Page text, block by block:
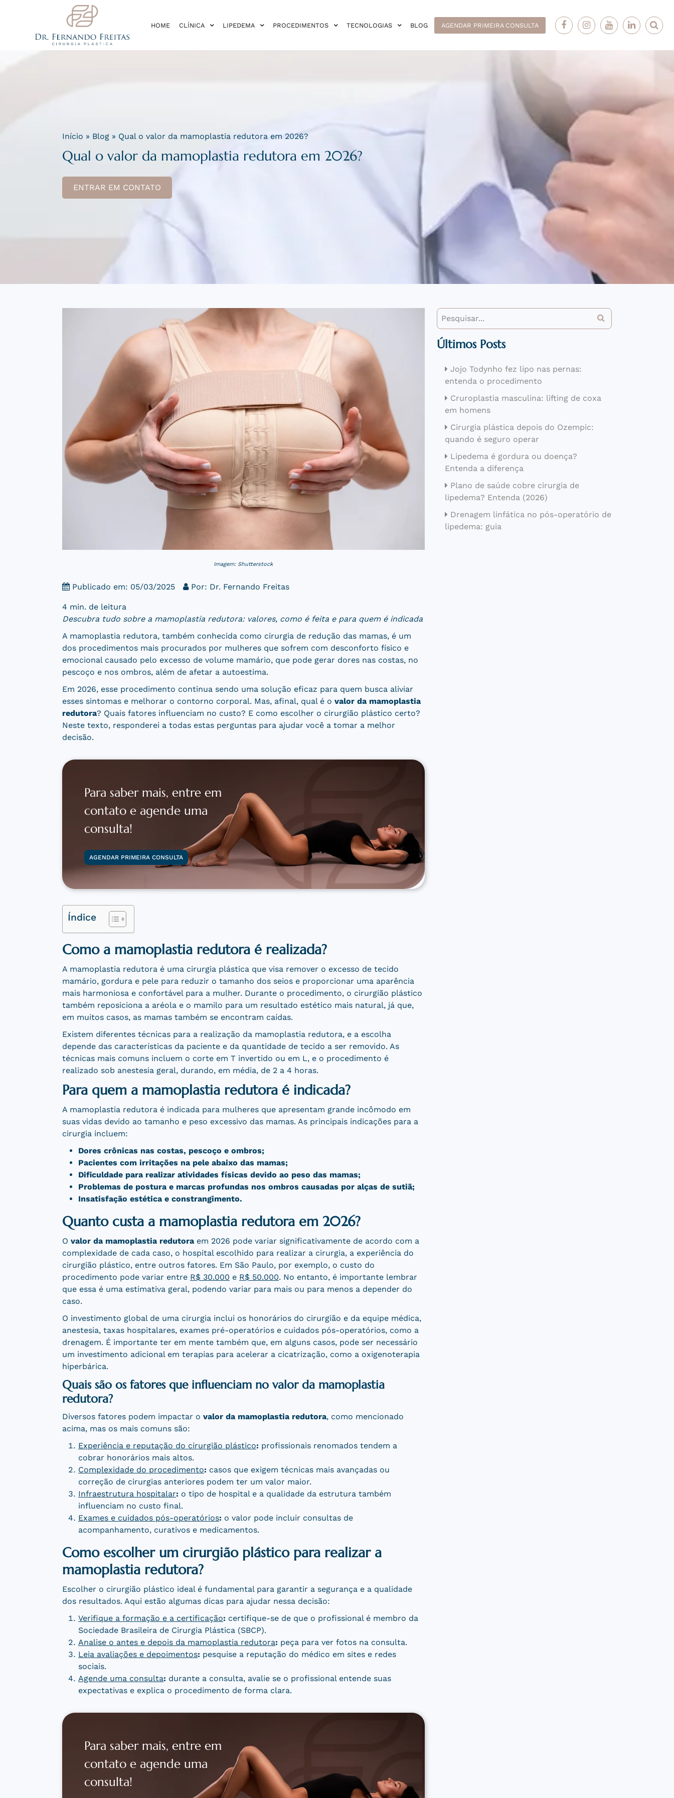
HOME CLÍNICA LIPEDEMA PROCEDIMENTOS TECNOLOGIAS BLOG AGENDAR PRIMEIRA CONSULTA
Início » Blog» Qual o valor da mamoplastia redutora em 2026?
Qual o valor da mamoplastia redutora em 2026?
ENTRAR EM CONTATO
Imagem: Shutterstock
Publicado em: 05/03/2025 Por: Dr. Fernando Freitas
4 min. de leitura
Descubra tudo sobre a mamoplastia redutora: valores, como é feita e para quem é indicada
A mamoplastia redutora, também conhecida como cirurgia de redução das mamas, é um
dos procedimentos mais procurados por mulheres que sofrem com desconforto físico e
emocional causado pelo excesso de volume mamário, que pode gerar dores nas costas, no
pescoço e nos ombros, além de afetar a autoestima.
Em 2026, esse procedimento continua sendo uma solução eficaz para quem busca aliviar
esses sintomas e melhorar o contorno corporal. Mas, afinal, qual é o valor da mamoplastia
redutora? Quais fatores influenciam no custo? E como escolher o cirurgião plástico certo?
Neste texto, responderei a todas estas perguntas para ajudar você a tomar a melhor
decisão.
Para saber mais, entre em
contato e agende uma
consulta!
AGENDAR PRIMEIRA CONSULTA
Índice
Como a mamoplastia redutora é realizada?
A mamoplastia redutora é uma cirurgia plástica que visa remover o excesso de tecido
mamário, gordura e pele para reduzir o tamanho dos seios e proporcionar uma aparência
mais harmoniosa e confortável para a mulher. Durante o procedimento, o cirurgião plástico
também reposiciona a aréola e o mamilo para um resultado estético mais natural, já que,
em muitos casos, as mamas também se encontram caídas.
Existem diferentes técnicas para a realização da mamoplastia redutora, e a escolha
depende das características da paciente e da quantidade de tecido a ser removido. As
técnicas mais comuns incluem o corte em T invertido ou em L, e o procedimento é
realizado sob anestesia geral, durando, em média, de 2 a 4 horas.
Para quem a mamoplastia redutora é indicada?
A mamoplastia redutora é indicada para mulheres que apresentam grande incômodo em
suas vidas devido ao tamanho e peso excessivo das mamas. As principais indicações para a
cirurgia incluem:
Dores crônicas nas costas, pescoço e ombros;
Pacientes com irritações na pele abaixo das mamas;
Dificuldade para realizar atividades físicas devido ao peso das mamas;
Problemas de postura e marcas profundas nos ombros causadas por alças de sutiã;
Insatisfação estética e constrangimento.
Quanto custa a mamoplastia redutora em 2026?
O valor da mamoplastia redutoraem 2026 pode variar significativamente de acordo com a
complexidade de cada caso, o hospital escolhido para realizar a cirurgia, a experiência do
cirurgião plástico, entre outros fatores. Em São Paulo, por exemplo, o custo do
procedimento pode variar entre R$ 30.000 e R$ 50.000. No entanto, é importante lembrar
que essa é uma estimativa geral, podendo variar para mais ou para menos a depender do
caso.
O investimento global de uma cirurgia inclui os honorários do cirurgião e da equipe médica,
anestesia, taxas hospitalares, exames pré-operatórios e cuidados pós-operatórios, como a
drenagem. É importante ter em mente também que, em alguns casos, pode ser necessário
um investimento adicional em terapias para acelerar a cicatrização, como a oxigenoterapia
hiperbárica.
Quais são os fatores que influenciam no valor da mamoplastia
redutora?
Diversos fatores podem impactar o valor da mamoplastia redutora, como mencionado
acima, mas os mais comuns são:
Experiência e reputação do cirurgião plástico: profissionais renomados tendem a
cobrar honorários mais altos.
Complexidade do procedimento: casos que exigem técnicas mais avançadas ou
correção de cirurgias anteriores podem ter um valor maior.
Infraestrutura hospitalar: o tipo de hospital e a qualidade da estrutura também
influenciam no custo final.
Exames e cuidados pós-operatórios: o valor pode incluir consultas de
acompanhamento, curativos e medicamentos.
Como escolher um cirurgião plástico para realizar a
mamoplastia redutora?
Escolher o cirurgião plástico ideal é fundamental para garantir a segurança e a qualidade
dos resultados. Aqui estão algumas dicas para ajudar nessa decisão:
Verifique a formação e a certificação: certifique-se de que o profissional é membro da
Sociedade Brasileira de Cirurgia Plástica (SBCP).
Analise o antes e depois da mamoplastia redutora: peça para ver fotos na consulta.
Leia avaliações e depoimentos: pesquise a reputação do médico em sites e redes
sociais.
Agende uma consulta: durante a consulta, avalie se o profissional entende suas
expectativas e explica o procedimento de forma clara.
Para saber mais, entre em
contato e agende uma
consulta!
Últimos Posts
Jojo Todynho fez lipo nas pernas:
entenda o procedimento
Cruroplastia masculina: lifting de coxa
em homens
Cirurgia plástica depois do Ozempic:
quando é seguro operar
Lipedema é gordura ou doença?
Entenda a diferença
Plano de saúde cobre cirurgia de
lipedema? Entenda (2026)
Drenagem linfática no pós-operatório de
lipedema: guia